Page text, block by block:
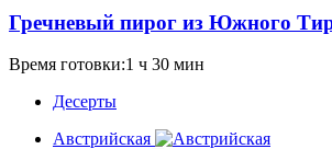
Гречневый пирог из Южного
Время готовки:1 ч 30 мин
Десерты
Австрийская